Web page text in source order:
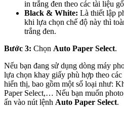
in trắng đen theo các tài liệu
Black & White: Là thiết lập
khi lựa chọn chế độ này thì
trắng đen.
Bước 3: Chọn Auto Paper Select.
Nếu bạn đang sử dụng dòng máy
lựa chọn khay giấy phù hợp theo
hiển thị, bao gồm một số loại như:
Paper Select,… Nếu bạn muốn
ấn vào nút lệnh Auto Paper Select.